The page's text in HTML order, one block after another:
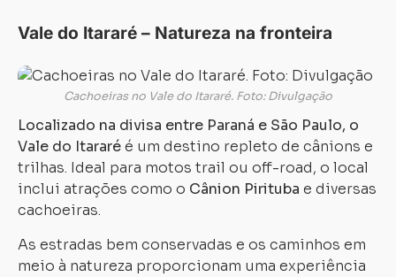
Vale do Itararé – Natureza na fronteira
Cachoeiras no Vale do Itararé. Foto: Divulgação
Localizado na divisa entre Paraná e São Paulo, o
Vale do Itararéé um destino repleto de cânions e
trilhas. Ideal para motos trail ou off-road, o local
inclui atrações como o Cânion Pirituba e diversas
cachoeiras.
As estradas bem conservadas e os caminhos em
meio à natureza proporcionam uma experiência